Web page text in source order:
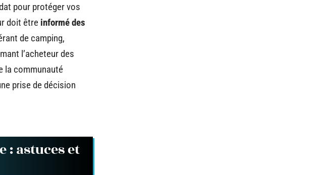
pour protéger vos
doit être informé des
de camping,
l’acheteur des
la communauté
prise de décision
astuces et